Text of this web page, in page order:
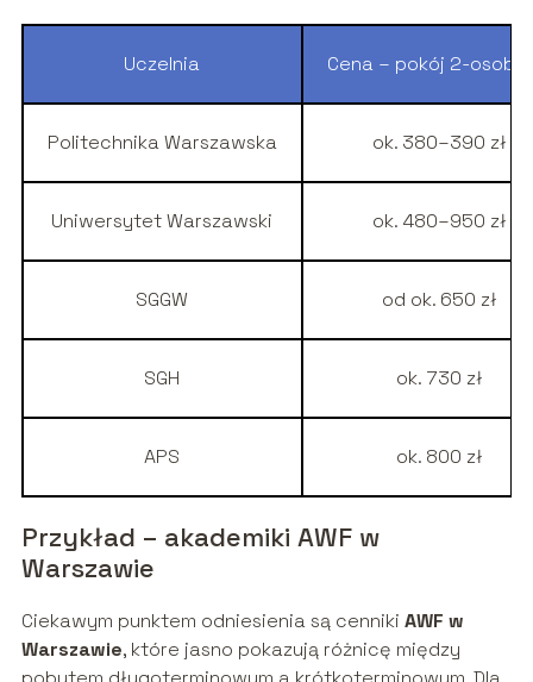
Uczelnia Cena – pokój 2-
Politechnika Warszawska ok. 380–390 zł
Uniwersytet Warszawski ok. 480–950 zł
SGGW od ok. 650 zł
SGH ok. 730 zł
APS ok. 800 zł
Przykład – akademiki AWF w
Warszawie
Ciekawym punktem odniesienia są cenniki AWF w
Warszawie, które jasno pokazują różnicę między